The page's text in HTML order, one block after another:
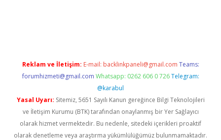
Reklam ve İletişim: E-mail: backlinkpaneli@gmail.com Teams:
forumhizmeti@gmail.com Whatsapp: 0262 606 0 726 Telegram:
@karabul
Yasal Uyarı: Sitemiz, 5651 Sayılı Kanun gereğince Bilgi Teknolojileri
ve İletişim Kurumu (BTK) tarafından onaylanmış bir Yer Sağlayıcı
olarak hizmet vermektedir. Bu nedenle, sitedeki içerikleri proaktif
olarak denetleme veya araştırma yükümlülüğümüz bulunmamaktadır.